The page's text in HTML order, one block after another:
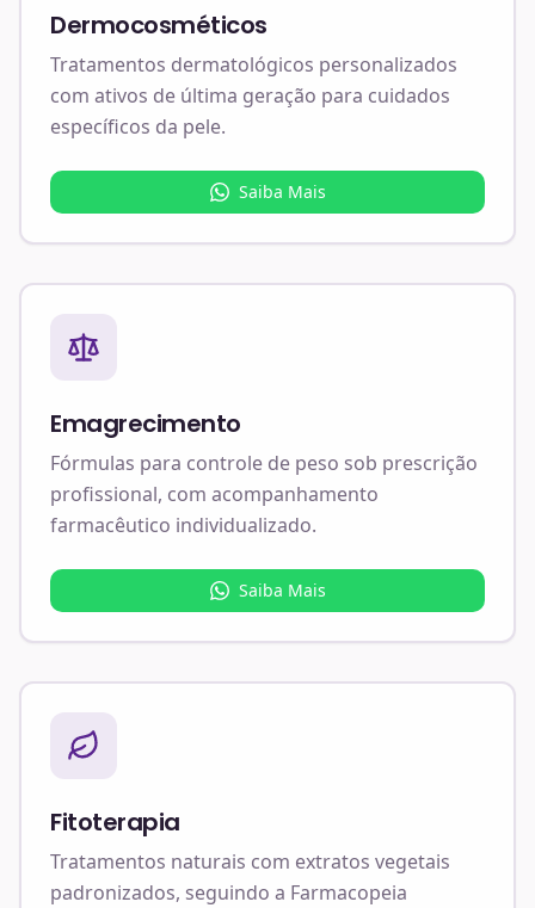
Dermocosméticos
Tratamentos dermatológicos personalizados
com ativos de última geração para cuidados
específicos da pele.
Saiba Mais
Emagrecimento
Fórmulas para controle de peso sob prescrição
profissional, com acompanhamento
farmacêutico individualizado.
Saiba Mais
Fitoterapia
Tratamentos naturais com extratos vegetais
padronizados, seguindo a Farmacopeia